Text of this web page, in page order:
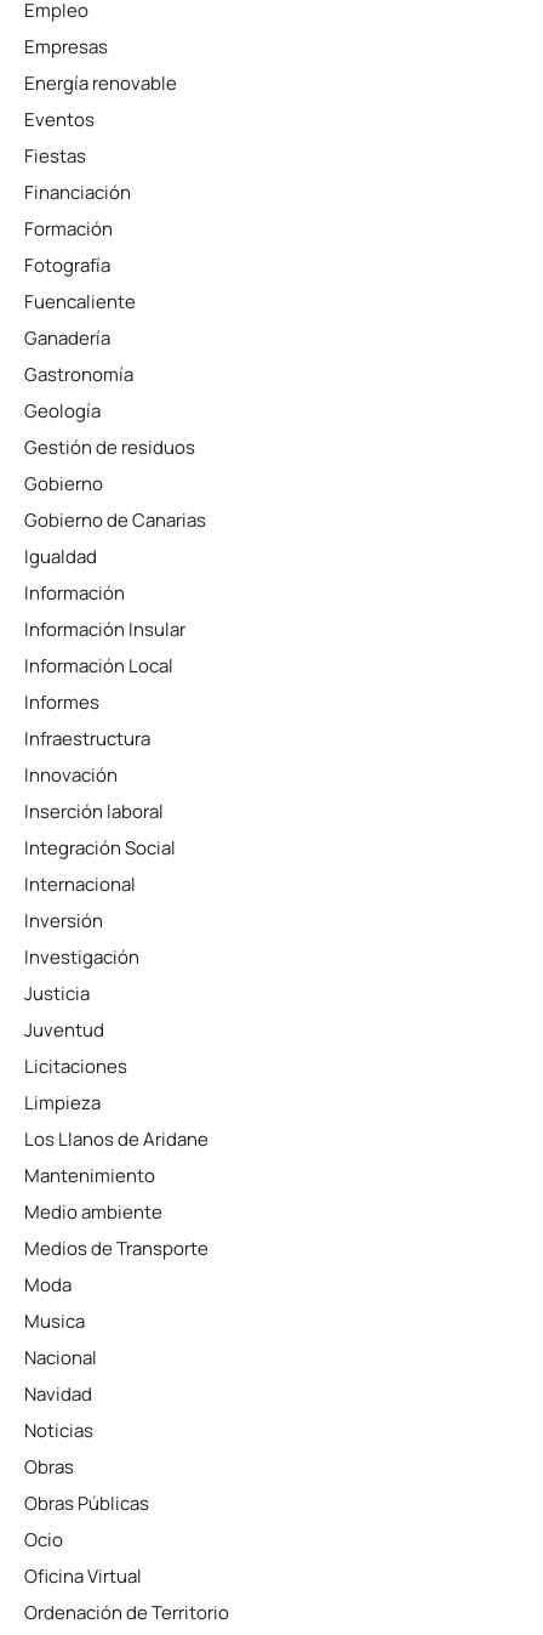
Empleo
Empresas
Energía renovable
Eventos
Fiestas
Financiación
Formación
Fotografía
Fuencaliente
Ganadería
Gastronomía
Geología
Gestión de residuos
Gobierno
Gobierno de Canarias
Igualdad
Información
Información Insular
Información Local
Informes
Infraestructura
Innovación
Inserción laboral
Integración Social
Internacional
Inversión
Investigación
Justicia
Juventud
Licitaciones
Limpieza
Los Llanos de Aridane
Mantenimiento
Medio ambiente
Medios de Transporte
Moda
Musica
Nacional
Navidad
Noticias
Obras
Obras Públicas
Ocio
Oficina Virtual
Ordenación de Territorio